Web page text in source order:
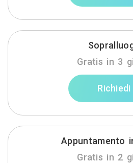
Gratis in 3
Richiedi
Appuntamento
Gratis in 2